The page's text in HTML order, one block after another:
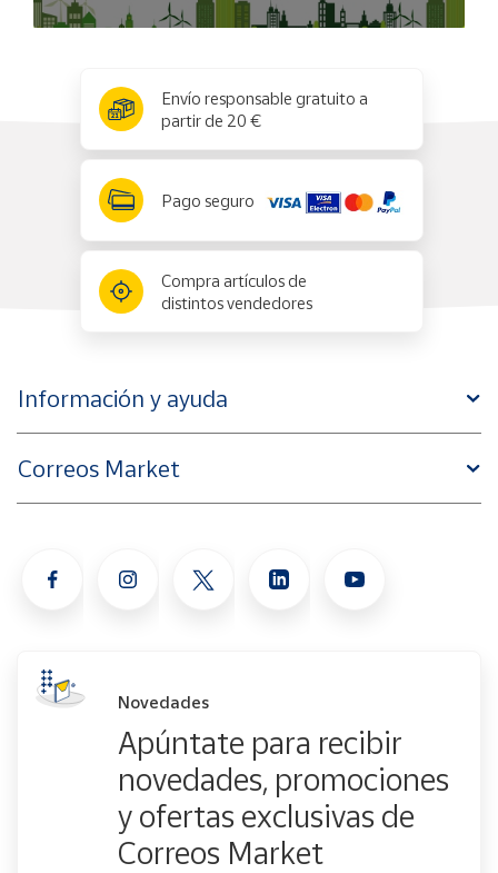
Envío responsable gratuito a
partir de 20 €
Pago seguro
Compra artículos de
distintos vendedores
Información y ayuda
Correos Market
Novedades
Apúntate para recibir
novedades, promociones
y ofertas exclusivas de
Correos Market